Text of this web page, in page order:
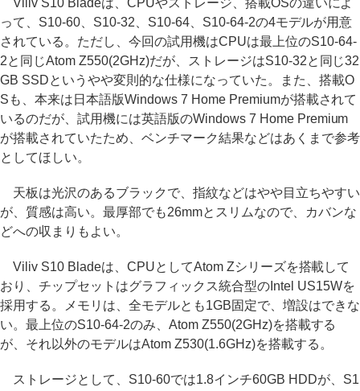
Viliv S10 Bladeは、CPUやストレージ、搭載OSの違いによ
って、S10-60、S10-32、S10-64、S10-64-2の4モデルが用意
されている。ただし、今回の試用機はCPUは最上位のS10-64-
2と同じAtom Z550(2GHz)だが、ストレージはS10-32と同じ32
GB SSDというやや変則的な仕様になっていた。また、搭載O
Sも、本来は日本語版Windows 7 Home Premiumが搭載されて
いるのだが、試用機には英語版のWindows 7 Home Premium
が搭載されていたため、ベンチマーク結果などはあくまで参考
としてほしい。
天板は光沢のあるブラックで、指紋などはやや目立ちやすい
が、質感は高い。最厚部でも26mmとスリムなので、カバンな
どへの収まりもよい。
Viliv S10 Bladeは、CPUとしてAtom Zシリーズを搭載して
おり、チップセットはグラフィックス統合型のIntel US15Wを
採用する。メモリは、全モデルとも1GB固定で、増設はできな
い。最上位のS10-64-2のみ、Atom Z550(2GHz)を搭載する
が、それ以外のモデルはAtom Z530(1.6GHz)を搭載する。
ストレージとして、S10-60では1.8インチ60GB HDDが、S1